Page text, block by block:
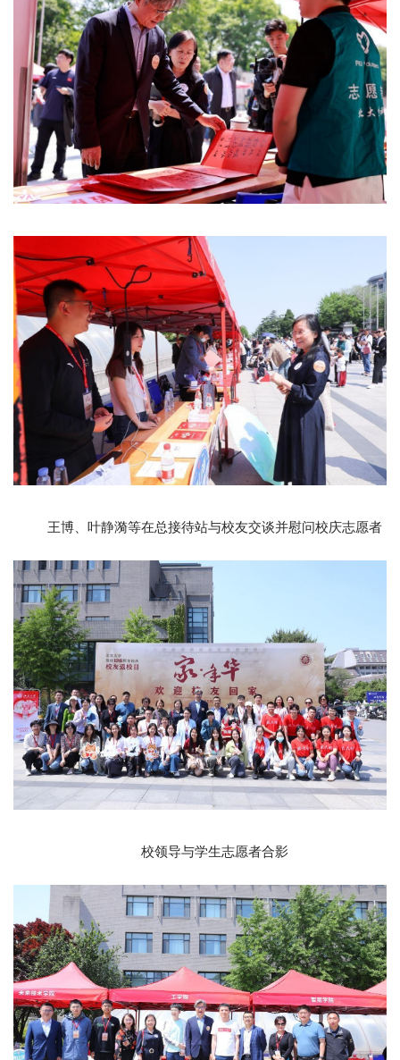
王博、叶静漪等在总接待站与校友交谈并慰问校庆志愿者
校领导与学生志愿者合影